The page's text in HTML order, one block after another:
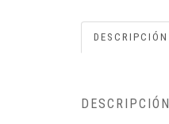
DESCRIPCIÓN
DESCRIPCIÓN